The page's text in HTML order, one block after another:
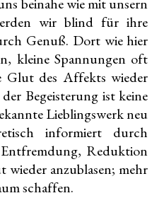
beinahe wie mit unsern
wir blind für ihre
Genuß. Dort wie hier
kleine Spannungen oft
Glut des Affekts wieder
Begeisterung ist keine
Lieblingswerk neu
informiert durch
Reduktion
anzublasen; mehr
schaffen.